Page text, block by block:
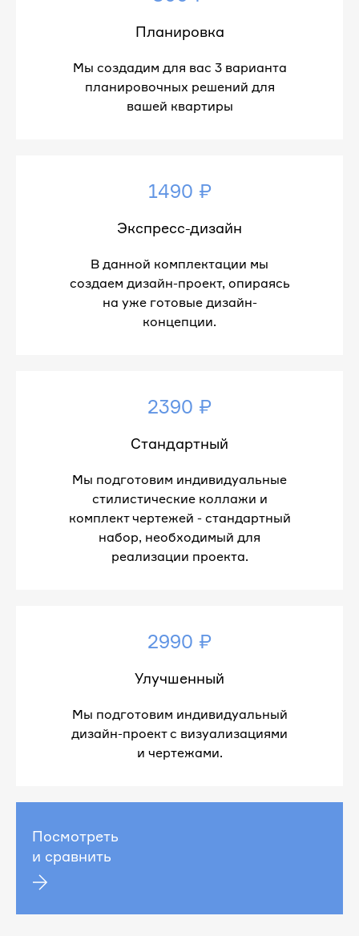
Планировка
Мы создадим для вас 3 варианта
планировочных решений для
вашей квартиры
1490 ₽
Экспресс-дизайн
В данной комплектации мы
создаем дизайн-проект, опираясь
на уже готовые дизайн-
концепции.
2390 ₽
Стандартный
Мы подготовим индивидуальные
стилистические коллажи и
комплект чертежей - стандартный
набор, необходимый для
реализации проекта.
2990 ₽
Улучшенный
Мы подготовим индивидуальный
дизайн-проект с визуализациями
и чертежами.
Посмотреть
и сравнить